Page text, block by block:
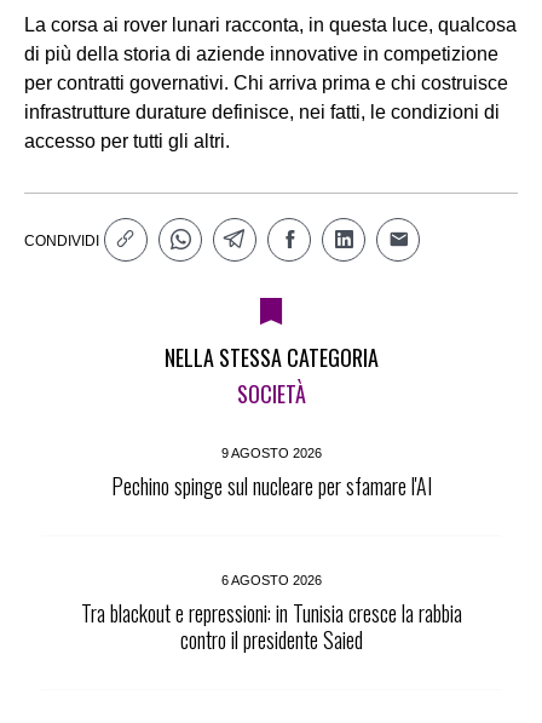
La corsa ai rover lunari racconta, in questa luce, qualcosa
di più della storia di aziende innovative in competizione
per contratti governativi. Chi arriva prima e chi costruisce
infrastrutture durature definisce, nei fatti, le condizioni di
accesso per tutti gli altri.
CONDIVIDI
NELLA STESSA CATEGORIA
SOCIETÀ
9 AGOSTO 2026
Pechino spinge sul nucleare per sfamare l'AI
6 AGOSTO 2026
Tra blackout e repressioni: in Tunisia cresce la rabbia
contro il presidente Saied